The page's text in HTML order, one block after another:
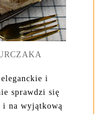
i
sprawdzi się
i na wyjątkową